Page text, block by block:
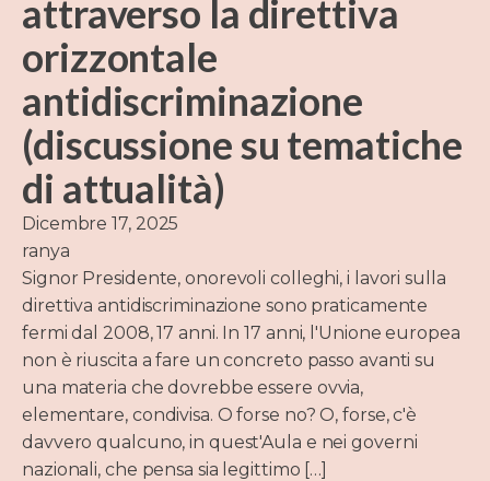
attraverso la direttiva
orizzontale
antidiscriminazione
(discussione su tematiche
di attualità)
Dicembre 17, 2025
ranya
Signor Presidente, onorevoli colleghi, i lavori sulla
direttiva antidiscriminazione sono praticamente
fermi dal 2008, 17 anni. In 17 anni, l'Unione europea
non è riuscita a fare un concreto passo avanti su
una materia che dovrebbe essere ovvia,
elementare, condivisa. O forse no? O, forse, c'è
davvero qualcuno, in quest'Aula e nei governi
nazionali, che pensa sia legittimo […]